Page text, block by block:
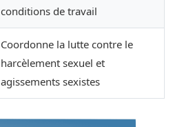
conditions de travail
Coordonne la lutte contre le
harcèlement sexuel et
agissements sexistes